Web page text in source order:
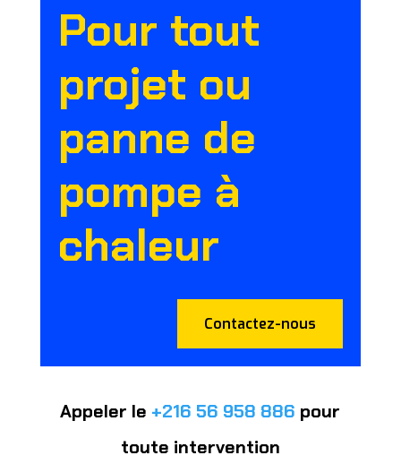
Pour tout
projet ou
panne de
pompe à
chaleur
Contactez-nous
Appeler le +216 56 958 886 pour
toute intervention